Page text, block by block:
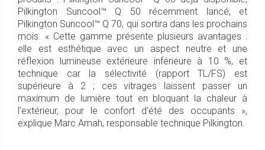
Pilkington Suncool™ Q 50 récemment lancé, et
Pilkington Suncool™ Q 70, qui sortira dans les prochains
mois. « Cette gamme présente plusieurs avantages :
elle est esthétique avec un aspect neutre et une
réflexion lumineuse extérieure inférieure à 10 %, et
technique car la sélectivité (rapport TL/FS) est
supérieure à 2 ; ces vitrages laissent passer un
maximum de lumière tout en bloquant la chaleur à
l’extérieur, pour le confort d’été des occupants »,
explique Marc Amah, responsable technique Pilkington.